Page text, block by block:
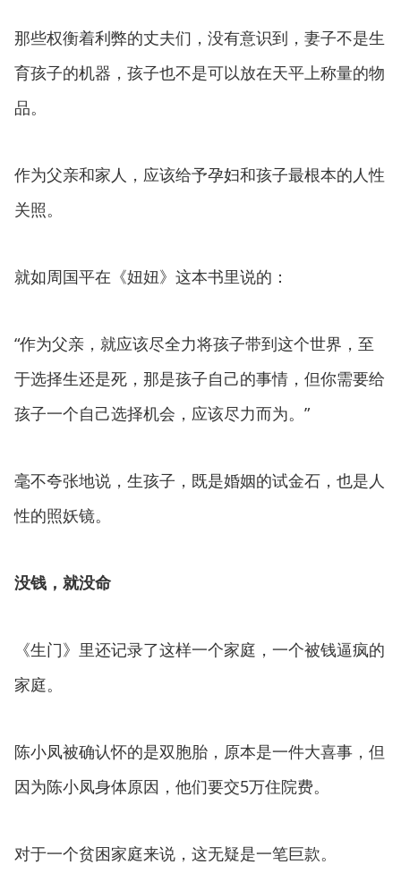
那些权衡着利弊的丈夫们，没有意识到，妻子不是生
育孩子的机器，孩子也不是可以放在天平上称量的物
品。
作为父亲和家人，应该给予孕妇和孩子最根本的人性
关照。
就如周国平在《妞妞》这本书里说的：
“作为父亲，就应该尽全力将孩子带到这个世界，至
于选择生还是死，那是孩子自己的事情，但你需要给
孩子一个自己选择机会，应该尽力而为。”
毫不夸张地说，生孩子，既是婚姻的试金石，也是人
性的照妖镜。
没钱，就没命
《生门》里还记录了这样一个家庭，一个被钱逼疯的
家庭。
陈小凤被确认怀的是双胞胎，原本是一件大喜事，但
因为陈小凤身体原因，他们要交5万住院费。
对于一个贫困家庭来说，这无疑是一笔巨款。